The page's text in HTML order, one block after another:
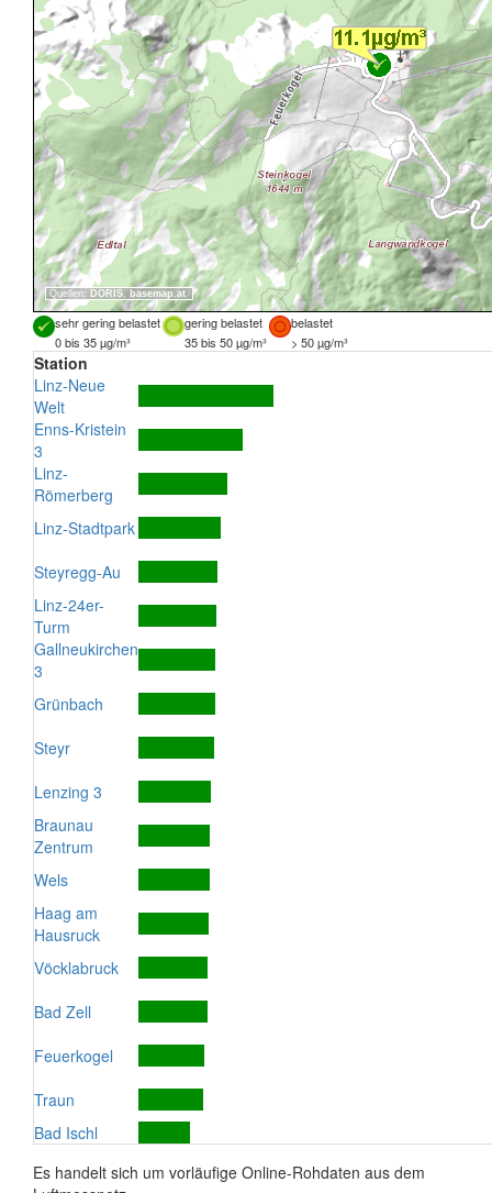
Quellen: DORIS, basemap.at
sehr gering belastet gering belastet
belastet
0 bis 35 µg/m³
35 bis 50 µg/m³ > 50 µg/m³
Station
Linz-Neue
Welt
Enns-Kristein
3
Linz-
Römerberg
Linz-Stadtpark
Steyregg-Au
Linz-24er-
Turm
Gallneukirchen
3
Grünbach
Steyr
Lenzing 3
Braunau
Zentrum
Wels
Haag am
Hausruck
Vöcklabruck
Bad Zell
Feuerkogel
Traun
Bad Ischl
Es handelt sich um vorläufige Online-Rohdaten aus dem